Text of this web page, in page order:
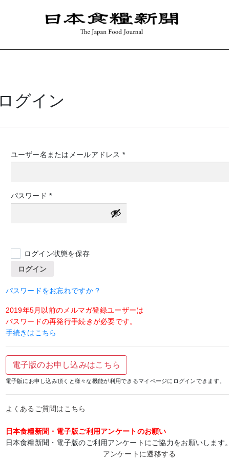
ログイン
ユーザー名またはメールアドレス *必
パスワード*必
須
ログイン状態を保存
ログイン
パスワードをお忘れですか ?
2019年5月以前のメルマガ登録ユーザーは
パスワードの再発行手続きが必要です。
手続きはこちら
電子版のお申し込みはこちら
電子版にお申し込み頂くと様々な機能が利用できるマイページにログインできます。
よくあるご質問はこちら
日本食糧新聞・電子版ご利用アンケートのお願い
日本食糧新聞・電子版のご利用アンケートにご協力をお願いします。
アンケートに遷移する